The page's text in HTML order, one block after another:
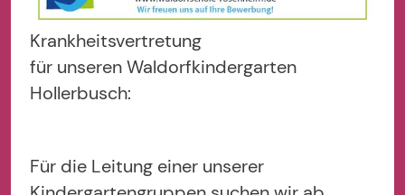
Krankheitsvertretung
für unseren Waldorfkindergarten
Hollerbusch:
Für die Leitung einer unserer